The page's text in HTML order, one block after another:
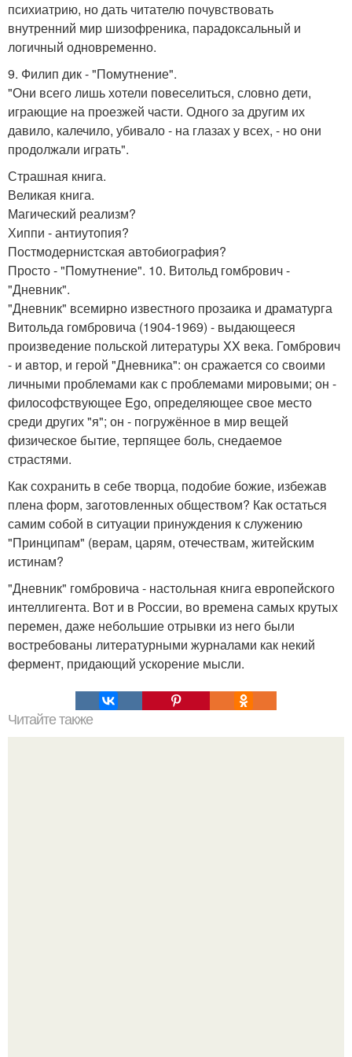
психиатрию, но дать читателю почувствовать
внутренний мир шизофреника, парадоксальный и
логичный одновременно.
9. Филип дик - "Помутнение".
"Они всего лишь хотели повеселиться, словно дети,
играющие на проезжей части. Одного за другим их
давило, калечило, убивало - на глазах у всех, - но они
продолжали играть".
Страшная книга.
Великая книга.
Магический реализм?
Хиппи - антиутопия?
Постмодернистская автобиография?
Просто - "Помутнение". 10. Витольд гомбрович -
"Дневник".
"Дневник" всемирно известного прозаика и драматурга
Витольда гомбровича (1904-1969) - выдающееся
произведение польской литературы XX века. Гомбрович
- и автор, и герой "Дневника": он сражается со своими
личными проблемами как с проблемами мировыми; он -
философствующее Ego, определяющее свое место
среди других "я"; он - погружённое в мир вещей
физическое бытие, терпящее боль, снедаемое
страстями.
Как сохранить в себе творца, подобие божие, избежав
плена форм, заготовленных обществом? Как остаться
самим собой в ситуации принуждения к служению
"Принципам" (верам, царям, отечествам, житейским
истинам?
"Дневник" гомбровича - настольная книга европейского
интеллигента. Вот и в России, во времена самых крутых
перемен, даже небольшие отрывки из него были
востребованы литературными журналами как некий
фермент, придающий ускорение мысли.
Читайте также